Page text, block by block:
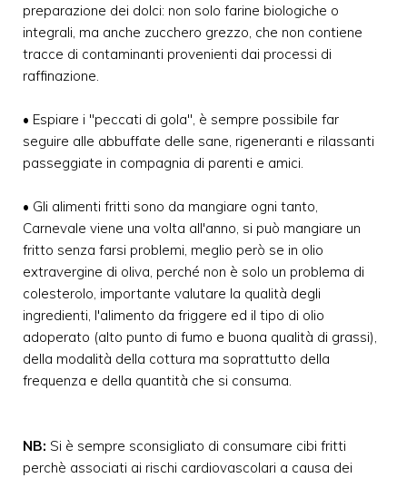
preparazione dei dolci: non solo farine biologiche o
integrali, ma anche zucchero grezzo, che non contiene
tracce di contaminanti provenienti dai processi di
raffinazione.
• Espiare i "peccati di gola", è sempre possibile far
seguire alle abbuffate delle sane, rigeneranti e rilassanti
passeggiate in compagnia di parenti e amici.
• Gli alimenti fritti sono da mangiare ogni tanto,
Carnevale viene una volta all'anno, si può mangiare un
fritto senza farsi problemi, meglio però se in olio
extravergine di oliva, perché non è solo un problema di
colesterolo, importante valutare la qualità degli
ingredienti, l'alimento da friggere ed il tipo di olio
adoperato (alto punto di fumo e buona qualità di grassi),
della modalità della cottura ma soprattutto della
frequenza e della quantità che si consuma.
NB: Si è sempre sconsigliato di consumare cibi fritti
perchè associati ai rischi cardiovascolari a causa dei